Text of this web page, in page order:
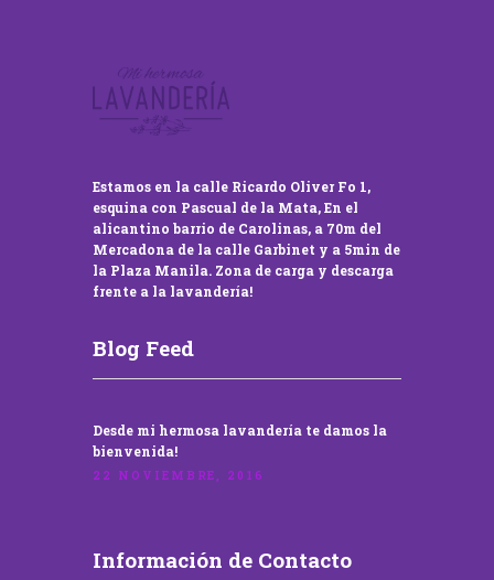
Estamos en la calle Ricardo Oliver Fo 1,
esquina con Pascual de la Mata, En el
alicantino barrio de Carolinas, a 70m del
Mercadona de la calle Garbinet y a 5min de
la Plaza Manila. Zona de carga y descarga
frente a la lavandería!
Blog Feed
Desde mi hermosa lavandería te damos la
bienvenida!
22 NOVIEMBRE, 2016
Información de Contacto